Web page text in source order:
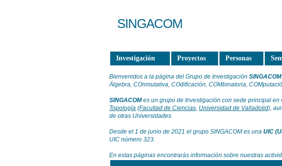
SINGACOM
Investigación Proyectos Personas
Bienvenidos a la página del Grupo de Investigación SINGACOM
Álgebra, COnmutativa, COdificación, COMbinatoria,
SINGACOMes un grupo de Investigación con sede principal en
Topología (Facultad de Ciencias, Universidad de Valladolid),
de otras Universidades.
Desde el 1 de junio de 2021 el grupo SINGACOM es una UIC
UIC número 323.
En estas páginas encontrarás información sobre nuestras